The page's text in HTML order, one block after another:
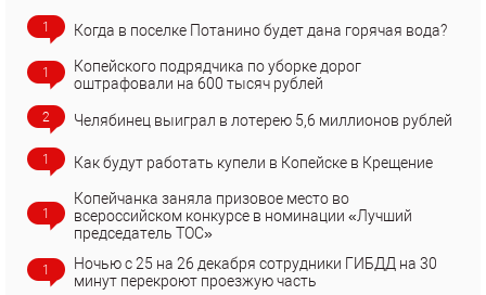
1 Когда в поселке Потанино будет дана горячая вода?
1
Копейского подрядчика по уборке дорог
оштрафовали на 600 тысяч рублей
2 Челябинец выиграл в лотерею 5,6 миллионов рублей
1 Как будут работать купели в Копейске в Крещение
1
Копейчанка заняла призовое место во
всероссийском конкурсе в номинации «Лучший
председатель ТОС»
1
Ночью с 25 на 26 декабря сотрудники ГИБДД на 30
минут перекроют проезжую часть